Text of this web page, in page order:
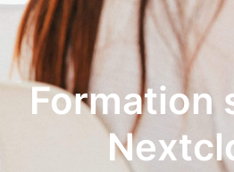
Formation